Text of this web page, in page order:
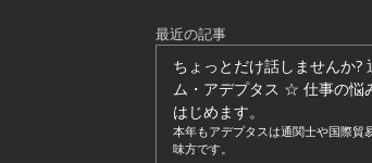
最近の記事
ちょっとだけ話しませんか?
ム・アデプタス ☆ 仕事の悩
はじめます。
本年もアデプタスは通関士や国際貿
味方です。